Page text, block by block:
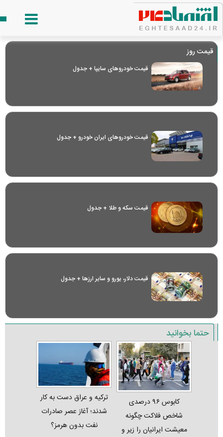
قیمت روز
قیمت خودرو‌های سایپا + جدول
قیمت خودرو‌های ایران خودرو + جدول
قیمت سکه و طلا + جدول
قیمت دلار، یورو و سایر ارز‌ها + جدول
حتما بخوانید
کابوس ۹۶ درصدی
شاخص فلاکت چگونه
معیشت ایرانیان را زیر و
ترکیه و عراق دست به کار
شدند؛ آغاز عصر صادرات
نفت بدون هرمز؟